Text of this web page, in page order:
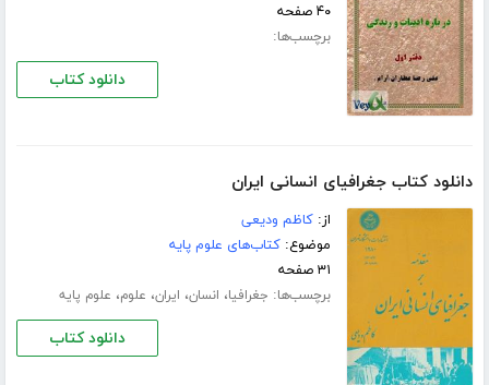
۴۰ صفحه
برچسب‌ها:
دانلود کتاب
دانلود کتاب جغرافیای انسانی ایران
از:کاظم ودیعی
موضوع:کتاب‌های علوم پایه
۳۱ صفحه
برچسب‌ها: جغرافیا، انسان، ایران، علوم، علوم پایه
دانلود کتاب